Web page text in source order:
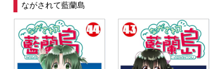
ながされて藍蘭島